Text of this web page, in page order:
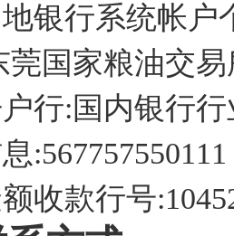
银行系统帐户
莞国家粮油交
行:国内银行
:567757550111
收款行号